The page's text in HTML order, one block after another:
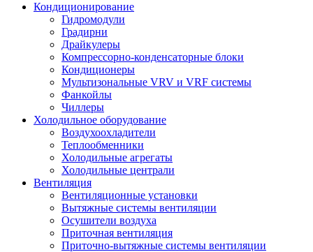
Кондиционирование
Гидромодули
Градирни
Драйкулеры
Компрессорно-конденсаторные блоки
Кондиционеры
Мультизональные VRV и VRF системы
Фанкойлы
Чиллеры
Холодильное оборудование
Воздухоохладители
Теплообменники
Холодильные агрегаты
Холодильные централи
Вентиляция
Вентиляционные установки
Вытяжные системы вентиляции
Осушители воздуха
Приточная вентиляция
Приточно-вытяжные системы вентиляции